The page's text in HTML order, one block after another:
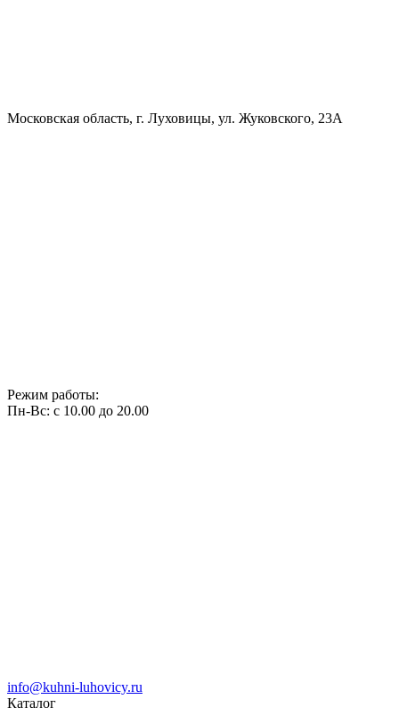
Московская область, г. Луховицы, ул. Жуковского, 23А
Режим работы:
Пн-Вс: с 10.00 до 20.00
info@kuhni-luhovicy.ru
Каталог